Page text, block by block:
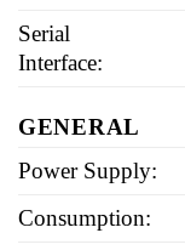
Serial
Interface:
GENERAL
Power Supply:
Consumption: